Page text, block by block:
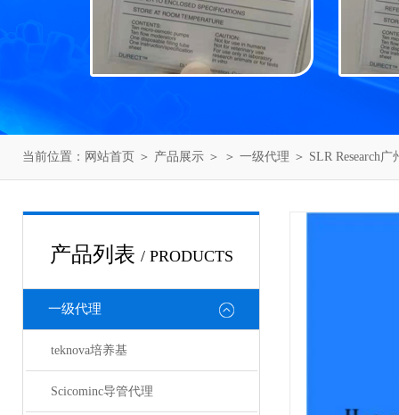
当前位置： 网站首页 ＞ 产品展示 ＞ ＞ 一级代理 ＞ SLR Research
产品列表 / PRODUCTS
一级代理
teknova培养基
Scicominc导管代理